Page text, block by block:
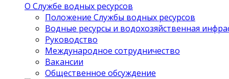
О Службе водных ресурсов
Положение Службы водных ресурсов
Водные ресурсы и водохозяйственная
Руководство
Международное сотрудничество
Вакансии
Общественное обсуждение